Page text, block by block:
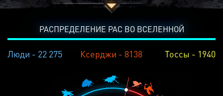
РАСПРЕДЕЛЕНИЕ РАС ВО ВСЕЛЕННОЙ
Люди - 22 275 Ксерджи - 8138 Тоссы - 1940